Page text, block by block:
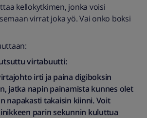
kellokytkimen, jonka voisi
virrat joka yö. Vai onko boksi
virtabuutti:
irti ja paina digiboksin
jatka napin painamista kunnes olet
napakasti takaisin kiinni. Voit
parin sekunnin kuluttua